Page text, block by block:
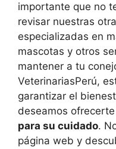
importante que no
revisar nuestras
especializadas en
mascotas y otros
mantener a tu
VeterinariasPerú,
garantizar el
deseamos
para su cuidado.
página web y